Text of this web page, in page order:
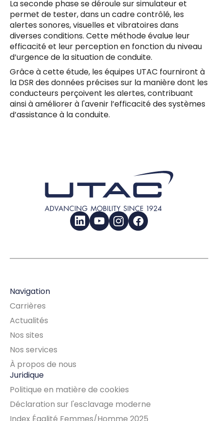
La seconde phase se déroule sur simulateur et
permet de tester, dans un cadre contrôlé, les
alertes sonores, visuelles et vibratoires dans
diverses conditions. Cette méthode évalue leur
efficacité et leur perception en fonction du niveau
d’urgence de la situation de conduite.
Grâce à cette étude, les équipes UTAC fourniront à
la DSR des données précises sur la manière dont les
conducteurs perçoivent les alertes, contribuant
ainsi à améliorer à l'avenir l’efficacité des systèmes
d’assistance à la conduite.
LinkedInYouTubeInstagramFacebook
Navigation
Carrières
Actualités
Nos sites
Nos services
À propos de nous
Juridique
Politique en matière de cookies
Déclaration sur l'esclavage moderne
Index Égalité Femmes/Homme 2025